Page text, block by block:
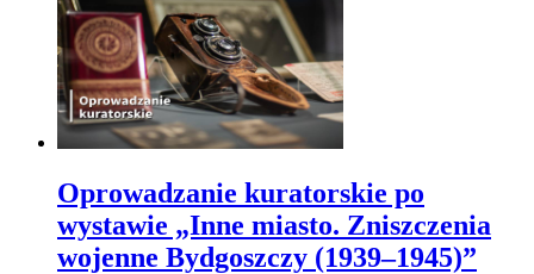
Oprowadzanie kuratorskie po
wystawie „Inne miasto. Zniszczenia
wojenne Bydgoszczy (1939–1945)”